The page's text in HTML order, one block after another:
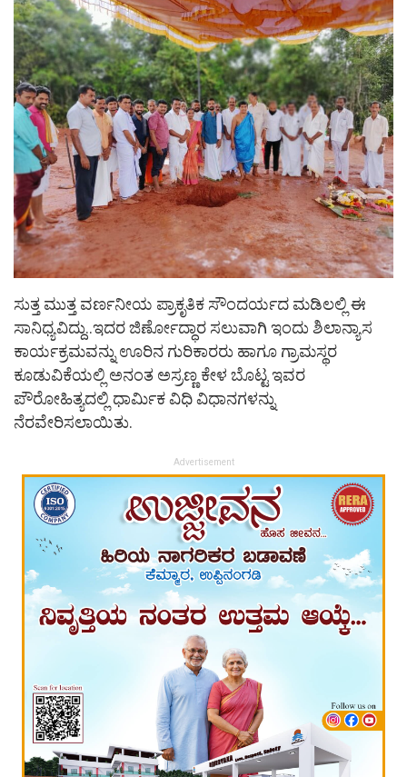
ಸುತ್ತ ಮುತ್ತ ವರ್ಣನೀಯ ಪ್ರಾಕೃತಿಕ ಸೌಂದರ್ಯದ ಮಡಿಲಲ್ಲಿ ಈ
ಸಾನಿಧ್ಯವಿದ್ದು..ಇದರ ಜಿರ್ಣೋದ್ಧಾರ ಸಲುವಾಗಿ ಇಂದು ಶಿಲಾನ್ಯಾಸ
ಕಾರ್ಯಕ್ರಮವನ್ನು ಊರಿನ ಗುರಿಕಾರರು ಹಾಗೂ ಗ್ರಾಮಸ್ಥರ
ಕೂಡುವಿಕೆಯಲ್ಲಿ ಅನಂತ ಅಸ್ರಣ್ಣ ಕೇಳ ಬೊಟ್ಟ ಇವರ
ಪೌರೋಹಿತ್ಯದಲ್ಲಿ ಧಾರ್ಮಿಕ ವಿಧಿ ವಿಧಾನಗಳನ್ನು
ನೆರವೇರಿಸಲಾಯಿತು.
Advertisement